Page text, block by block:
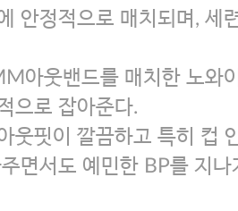
안정적으로 매치되며, 세
아웃밴드를 매치한 노와
으로 잡아준다.
웃핏이 깔끔하고 특히 컵
면서도 예민한 BP를 지